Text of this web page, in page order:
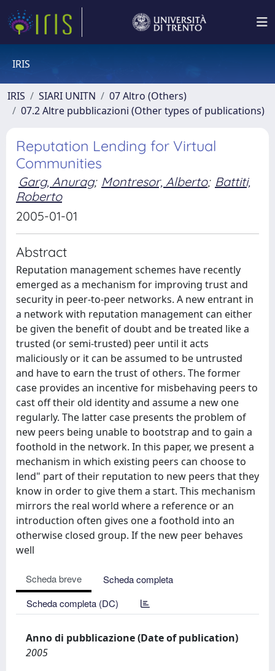
IRIS
IRIS SIARI UNITN
07 Altro (Others)
07.2 Altre pubblicazioni (Other types of publications)
Reputation Lending for Virtual
Communities
Garg, Anurag; Montresor, Alberto; Battiti,
Roberto
2005-01-01
Abstract
Reputation management schemes have recently
emerged as a mechanism for improving trust and
security in peer-to-peer networks. A new entrant in
a network with reputation management can either
be given the benefit of doubt and be treated like a
trusted (or semi-trusted) peer until it acts
maliciously or it can be assumed to be untrusted
and have to earn the trust of others. The former
case provides an incentive for misbehaving peers to
cast off their old identity and assume a new one
regularly. The latter case presents the problem of
new peers being unable to bootstrap and to gain a
foothold in the network. In this paper, we present a
mechanism in which existing peers can choose to
lend" part of their reputation to new peers that they
know in order to give them a start. This mechanism
mirrors the real world where a reference or an
introduction often gives one a foothold into an
otherwise closed group. If the new peer behaves
well
Scheda breve
Scheda completa
Scheda completa (DC)
Anno di pubblicazione (Date of publication)
2005